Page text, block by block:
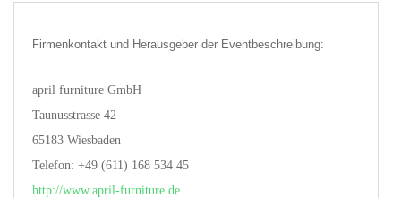
Firmenkontakt und Herausgeber der Eventbeschreibung:
april furniture GmbH
Taunusstrasse 42
65183 Wiesbaden
Telefon: +49 (611) 168 534 45
http://www.april-furniture.de